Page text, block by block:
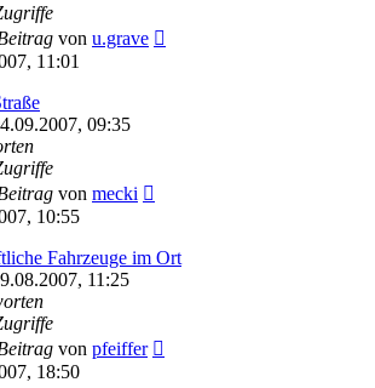
von u.grave
11:01
09:35
von mecki
10:55
Fahrzeuge im Ort
11:25
von pfeiffer
18:50